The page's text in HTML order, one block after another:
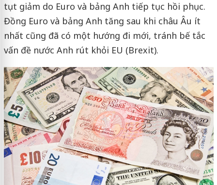
tụt giảm do Euro và bảng Anh tiếp tục hồi phục.
Đồng Euro và bảng Anh tăng sau khi châu Âu ít
nhất cũng đã có một hướng đi mới, tránh bế tắc
vấn đề nước Anh rút khỏi EU (Brexit).